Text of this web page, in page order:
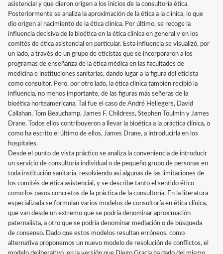
asistencial y que dieron origen a los inicios de la consultoría ética.
Posteriormente se analiza la aproximación de la ética a la clínica, lo que
dio origen al nacimiento de la ética clínica. Por último, se recoge la
influencia decisiva de la bioética en la ética clínica en general y en los
comités de ética asistencial en particular. Esta influencia se visualizó, por
un lado, a través de un grupo de eticistas que se incorporaron a los
programas de enseñanza de la ética médica en las facultades de
medicina e instituciones sanitarias, dando lugar a la figura del eticista
como consultor. Pero, por otro lado, la ética clínica también recibió la
influencia, no menos importante, de las figuras más señeras de la
bioética norteamericana. Tal fue el caso de André Hellegers, David
Callahan, Tom Beauchamp, James F. Childress, Stephen Toulmin y James
Drane. Todos ellos contribuyeron a llevar la bioética a la práctica clínica, o
como ha escrito el último de ellos, James Drane, a introducirla en los
hospitales.
Desde el punto de vista práctico se analiza la conveniencia de introducir
un servicio de consultoría individual o de pequeño grupo de personas en
toda institución sanitaria, resolviendo así algunas de las limitaciones de
los comités de ética asistencial, y se describe tanto el sentido ético
como los pasos concretos de la práctica de la consultoría. En la literatura
especializada se formulan varios modelos de consultoría en ética clínica,
que van desde un extremo que se podría denominar aproximación
paternalista, a otro que se podría denominar mediación o de búsqueda
de consenso. Dado que estos modelos resultan erróneos, como
alternativa proponemos un nuevo modelo de resolución de conflictos, el